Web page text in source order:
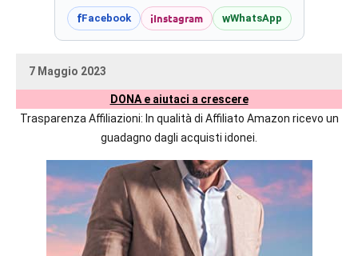
delle
autrici
fFacebook iInstagram wWhatsApp
7 Maggio 2023
uctil_user
Nessun
DONA e aiutaci a crescere
Trasparenza Affiliazioni: In qualità di Affiliato Amazon ricevo un
guadagno dagli acquisti idonei.